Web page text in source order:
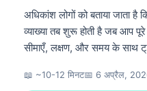
अधिकांश लोगों को बताया जाता
व्याख्या तब शुरू होती है जब आप
सीमाएँ, लक्षण, और समय के साथ
📖 ~10-12 मिनट📅 6 अप्रैल,